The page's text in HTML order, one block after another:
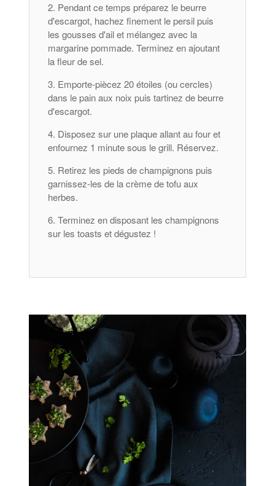
Pendant ce temps préparez le beurre
d'escargot, hachez finement le persil puis
les gousses d'ail et mélangez avec la
margarine pommade. Terminez en ajoutant
la fleur de sel.
Emporte-piècez 20 étoiles (ou cercles)
dans le pain aux noix puis tartinez de beurre
d'escargot.
Disposez sur une plaque allant au four et
enfournez 1 minute sous le grill. Réservez.
Retirez les pieds de champignons puis
garnissez-les de la crème de tofu aux
herbes.
Terminez en disposant les champignons
sur les toasts et dégustez !